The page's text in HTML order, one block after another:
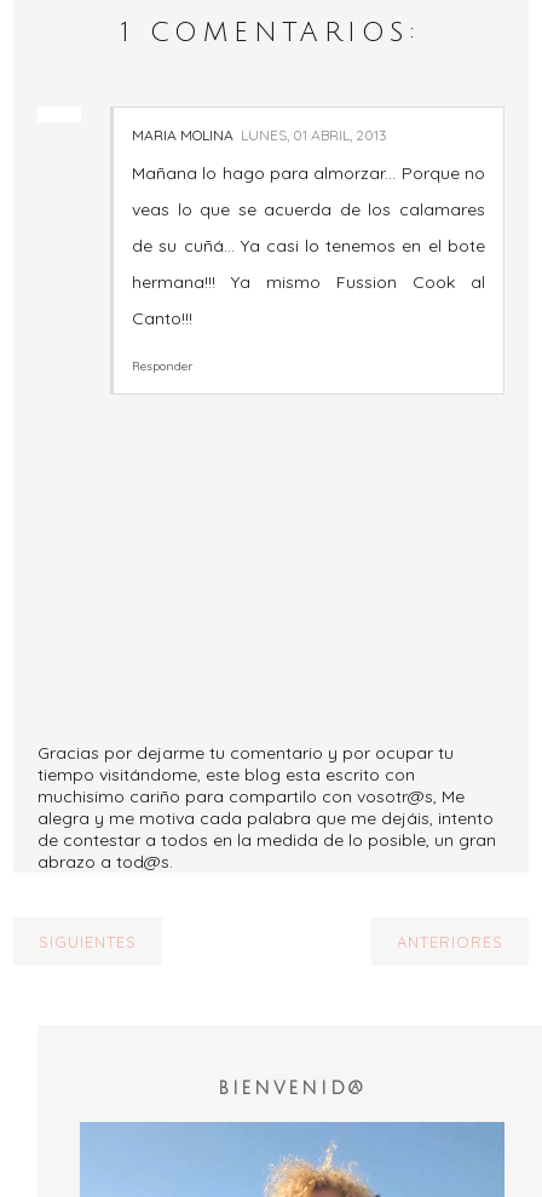
1 COMENTARIOS:
MARIA MOLINA LUNES, 01 ABRIL, 2013
Mañana lo hago para almorzar... Porque no
veas lo que se acuerda de los calamares
de su cuñá... Ya casi lo tenemos en el bote
hermana!!! Ya mismo Fussion Cook al
Canto!!!
Responder
Gracias por dejarme tu comentario y por ocupar tu
tiempo visitándome, este blog esta escrito con
muchisimo cariño para compartilo con vosotr@s, Me
alegra y me motiva cada palabra que me dejáis, intento
de contestar a todos en la medida de lo posible, un gran
abrazo a tod@s.
SIGUIENTES ANTERIORES
BIENVENID@